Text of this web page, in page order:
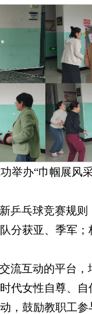
举办“巾帼展风
乒乓球竞赛规
分获亚、季军
流互动的平台
代女性自尊、
，鼓励教职工